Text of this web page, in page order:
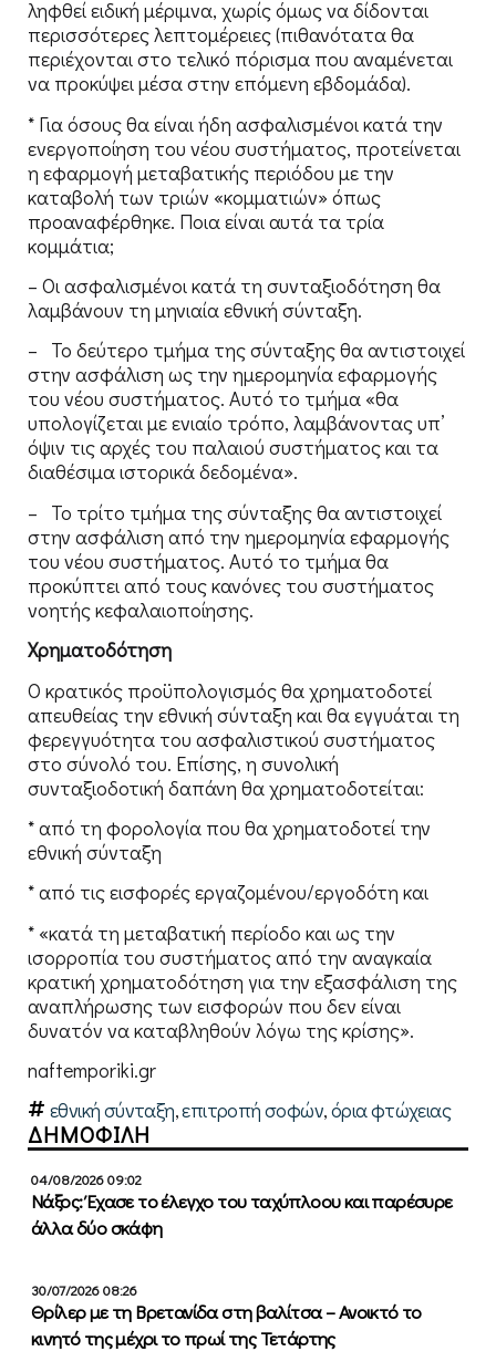
ληφθεί ειδική μέριμνα, χωρίς όμως να δίδονται
περισσότερες λεπτομέρειες (πιθανότατα θα
περιέχονται στο τελικό πόρισμα που αναμένεται
να προκύψει μέσα στην επόμενη εβδομάδα).
* Για όσους θα είναι ήδη ασφαλισμένοι κατά την
ενεργοποίηση του νέου συστήματος, προτείνεται
η εφαρμογή μεταβατικής περιόδου με την
καταβολή των τριών «κομματιών» όπως
προαναφέρθηκε. Ποια είναι αυτά τα τρία
κομμάτια;
– Οι ασφαλισμένοι κατά τη συνταξιοδότηση θα
λαμβάνουν τη μηνιαία εθνική σύνταξη.
– Το δεύτερο τμήμα της σύνταξης θα αντιστοιχεί
στην ασφάλιση ως την ημερομηνία εφαρμογής
του νέου συστήματος. Αυτό το τμήμα «θα
υπολογίζεται με ενιαίο τρόπο, λαμβάνοντας υπ’
όψιν τις αρχές του παλαιού συστήματος και τα
διαθέσιμα ιστορικά δεδομένα».
– Το τρίτο τμήμα της σύνταξης θα αντιστοιχεί
στην ασφάλιση από την ημερομηνία εφαρμογής
του νέου συστήματος. Αυτό το τμήμα θα
προκύπτει από τους κανόνες του συστήματος
νοητής κεφαλαιοποίησης.
Χρηματοδότηση
Ο κρατικός προϋπολογισμός θα χρηματοδοτεί
απευθείας την εθνική σύνταξη και θα εγγυάται τη
φερεγγυότητα του ασφαλιστικού συστήματος
στο σύνολό του. Επίσης, η συνολική
συνταξιοδοτική δαπάνη θα χρηματοδοτείται:
* από τη φορολογία που θα χρηματοδοτεί την
εθνική σύνταξη
* από τις εισφορές εργαζομένου/εργοδότη και
* «κατά τη μεταβατική περίοδο και ως την
ισορροπία του συστήματος από την αναγκαία
κρατική χρηματοδότηση για την εξασφάλιση της
αναπλήρωσης των εισφορών που δεν είναι
δυνατόν να καταβληθούν λόγω της κρίσης».
naftemporiki.gr
εθνική σύνταξη,επιτροπή σοφών,όρια φτώχειας
ΔΗΜΟΦΙΛΗ
04/08/2026 09:02
Νάξος: Έχασε το έλεγχο του ταχύπλοου και παρέσυρε
άλλα δύο σκάφη
30/07/2026 08:26
Θρίλερ με τη Βρετανίδα στη βαλίτσα – Ανοικτό το
κινητό της μέχρι το πρωί της Τετάρτης